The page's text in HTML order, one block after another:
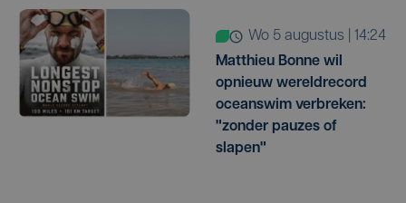
wo 5 augustus | 14:24
Matthieu Bonne wil
opnieuw wereldrecord
oceanswim verbreken:
"zonder pauzes of
slapen"